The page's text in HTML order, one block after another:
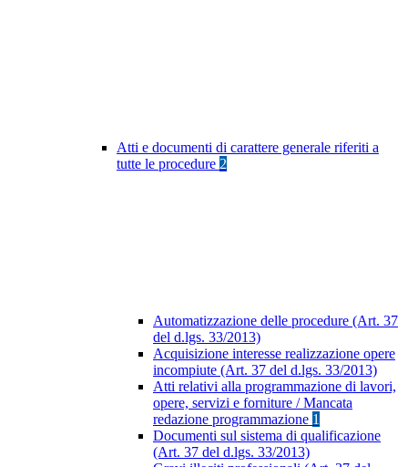
Atti e documenti di carattere generale riferiti a
tutte le procedure 2
Automatizzazione delle procedure (Art. 37
del d.lgs. 33/2013)
Acquisizione interesse realizzazione opere
incompiute (Art. 37 del d.lgs. 33/2013)
Atti relativi alla programmazione di lavori,
opere, servizi e forniture / Mancata
redazione programmazione 1
Documenti sul sistema di qualificazione
(Art. 37 del d.lgs. 33/2013)